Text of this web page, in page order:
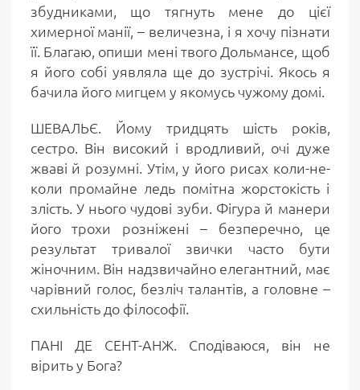
збудниками, що тягнуть мене до цієї
химерної манії, – величезна, і я хочу пізнати
її. Благаю, опиши мені твого Дольмансе, щоб
я його собі уявляла ще до зустрічі. Якось я
бачила його мигцем у якомусь чужому домі.
ШЕВАЛЬЄ. Йому тридцять шість років,
сестро. Він високий і вродливий, очі дуже
жваві й розумні. Утім, у його рисах коли-не-
коли промайне ледь помітна жорстокість і
злість. У нього чудові зуби. Фігура й манери
його трохи розніжені – безперечно, це
результат тривалої звички часто бути
жіночним. Він надзвичайно елегантний, має
чарівний голос, безліч талантів, а головне –
схильність до філософії.
ПАНІ ДЕ СЕНТ-АНЖ. Сподіваюся, він не
вірить у Бога?